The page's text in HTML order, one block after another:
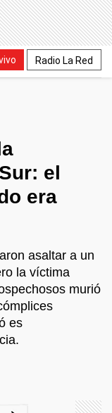
Radio La Red
el
era
asaltar a un
la víctima
murió
es